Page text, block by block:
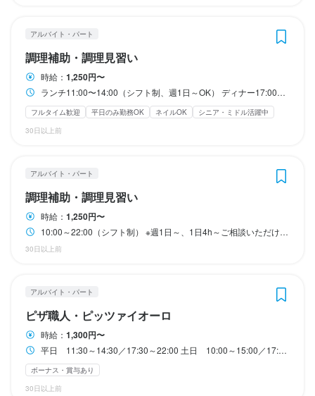
アルバイト・パート
調理補助・調理見習い
時給： 1,250円〜
ランチ11:00〜14:00（シフト制、週1日～OK） ディナー17:00～22:00(シフト制、週1日～OK)
フルタイム歓迎 平日のみ勤務OK ネイルOK
シニア・ミドル活躍中
30日以上前
アルバイト・パート
調理補助・調理見習い
時給： 1,250円〜
10:00～22:00（シフト制） ※週1日～、1日4h～ご相談いただけます ランチに入れる方、歓迎します！（食事が付きます） 主婦さん・主夫さん・Wワーク希望の方も歓迎！
30日以上前
アルバイト・パート
ピザ職人・ピッツァイオーロ
時給： 1,300円〜
平日 11:30～14:30／17:30～22:00 土日 10:00～15:00／17:00～22:00 ※平日は14:30～17:30／土日は15:00～17:00に休憩
ボーナス・賞与あり
30日以上前
応募資格
歓迎スキル・経験
経験問わず歓迎します！
レストランでの経験がある方はもちろん歓迎です
求める人物像
《こんな方を歓迎します！》
お店の採用担当者からのメッセージ
あなたのご応募をお待ちしています！
身に付くスキル
ピザ生地づくり・窯焼き 盛り付け技術
チーズの知識
出店開業ノウハウ
仕入れ・食材の目利き
歓迎スキル・経験
経験問わず歓迎します！
レストランでの調理経験がある方はもちろん歓迎です
・チームワークを大事にできる方、協調性のある方
・食を通じて人を喜ばせていきたい方
身に付くスキル
ピザ生地づくり・窯焼き 盛り付け技術
チーズの知識
出店開業ノウハウ
仕入れ・食材の目利き
歓迎スキル・経験
経験問わず歓迎します！
レストランでの調理経験がある方はもちろん歓迎です
・チームワークを大事にできる方、協調性のある方
・食を通じて人を喜ばせていきたい方
応募資格
歓迎スキル・経験
経験問わず歓迎します！
求める人物像
《こんな方を歓迎します！》
・チームワークを大事にできる方、協調性のある方
お店の採用担当者からのメッセージ
あなたのご応募をお待ちしています！
最終更新日2026/01/29
求める人物像
《こんな方を歓迎します！》
・チームワークを大事にできる方、協調性のある方
お店の採用担当者からのメッセージ
あなたのご応募をお待ちしています！
店名
イ・ロッタ
勤務地
東京都目黒区下目黒1-5-21 目黒ＤＫウェスト　１Ｆ